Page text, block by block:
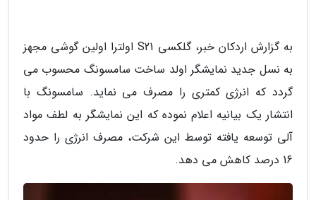
به گزارش اردکان خبر، گلکسی S21 اولترا اولین گوشی مجهز
به نسل جدید نمایشگر اولد ساخت سامسونگ محسوب می
گردد که انرژی کمتری را مصرف می نماید. سامسونگ با
انتشار یک بیانیه اعلام نموده که این نمایشگر به لطف مواد
آلی توسعه یافته توسط این شرکت، مصرف انرژی را حدود
16 درصد کاهش می دهد.